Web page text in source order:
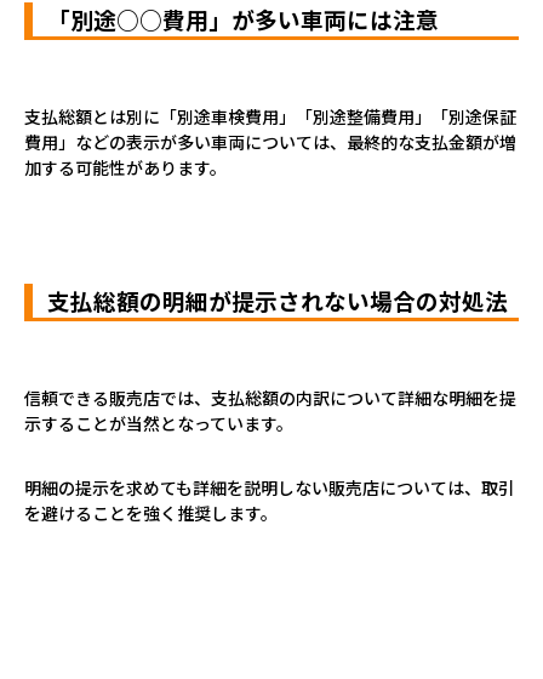
「別途○○費用」が多い車両には注意
支払総額とは別に「別途車検費用」「別途整備費用」「別途保証
費用」などの表示が多い車両については、最終的な支払金額が増
加する可能性があります。
支払総額の明細が提示されない場合の対処法
信頼できる販売店では、支払総額の内訳について詳細な明細を提
示することが当然となっています。
明細の提示を求めても詳細を説明しない販売店については、取引
を避けることを強く推奨します。